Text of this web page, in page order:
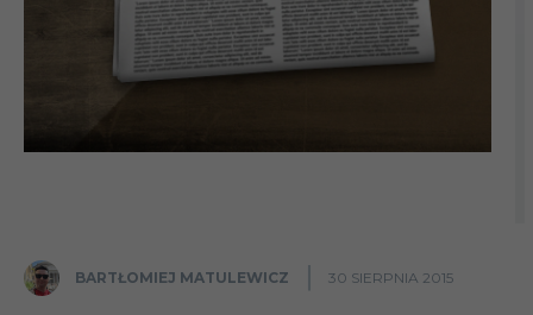
BARTŁOMIEJ MATULEWICZ 30 SIERPNIA 2015